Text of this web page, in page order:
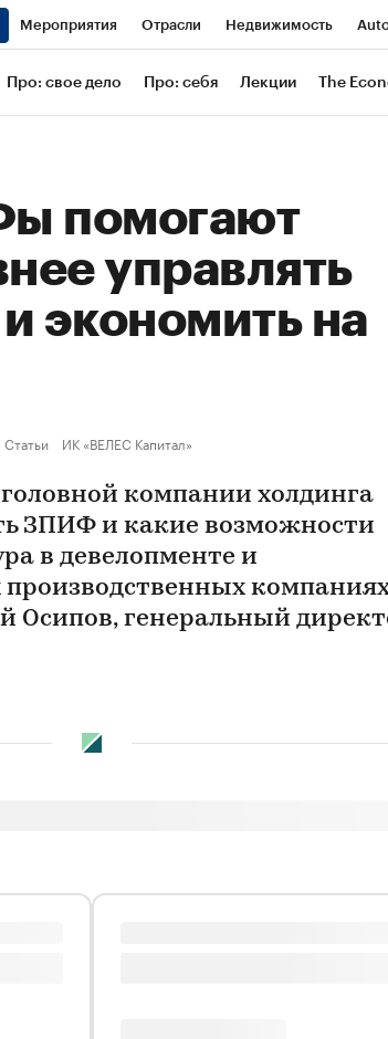
Мероприятия Отрасли Недвижимость
РБК Life Тренды
Про: свое дело Про: себя Лекции The
помогают
управлять
экономить на
Статьи ИК «ВЕЛЕС Капитал»
компании холдинга
ЗПИФ и какие возможности
в девелопменте и
Осипов, генеральный